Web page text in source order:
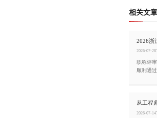
相关文章
2026-07-
职称评
顺利通
从工程
2026-07-